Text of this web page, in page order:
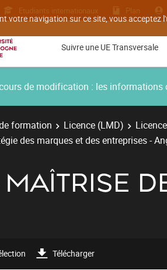
votre navigation sur ce site, vous
Etudiants internationaux Plan
Suivre une UE Transversale
de modification : les informations
formation Licence (LMD)
des marques et des entreprises -
MAÎTRISE
Télécharger